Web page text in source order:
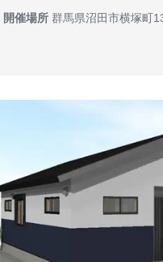
開催場所 群馬県沼田市横塚町